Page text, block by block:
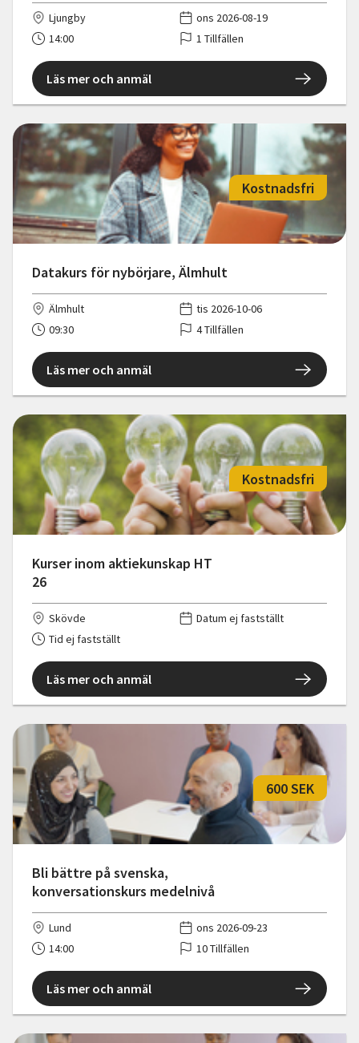
Ljungby
ons 2026-08-19
14:00
1 Tillfällen
Läs mer och anmäl
Datakurs för nybörjare, Älmhult
Kostnadsfri
Älmhult
tis 2026-10-06
09:30
4 Tillfällen
Läs mer och anmäl
Kurser inom aktiekunskap HT
26
Kostnadsfri
Skövde
Datum ej fastställt
Tid ej fastställt
Läs mer och anmäl
Bli bättre på svenska,
konversationskurs medelnivå
600 SEK
Lund
ons 2026-09-23
14:00
10 Tillfällen
Läs mer och anmäl